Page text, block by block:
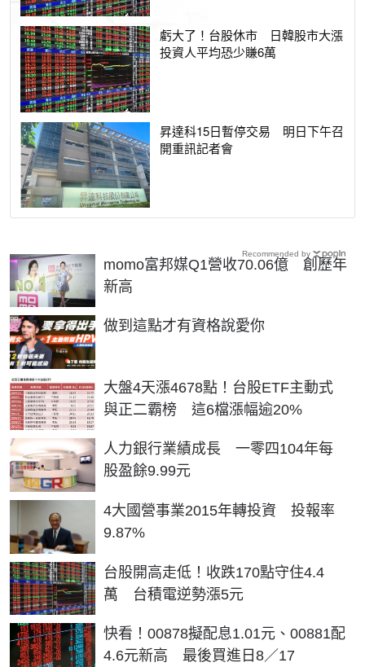
虧大了！台股休市 日韓股市大漲
投資人平均恐少賺6萬
昇達科15日暫停交易 明日下午召
開重訊記者會
momo富邦媒Q1營收70.06億 創歷年
新高
做到這點才有資格說愛你
PR
大盤4天漲4678點！台股ETF主動式
與正二霸榜 這6檔漲幅逾20%
人力銀行業績成長 一零四104年每
股盈餘9.99元
4大國營事業2015年轉投資 投報率
9.87%
台股開高走低！收跌170點守住4.4
萬 台積電逆勢漲5元
快看！00878擬配息1.01元、00881配
4.6元新高 最後買進日8／17
Recommended by